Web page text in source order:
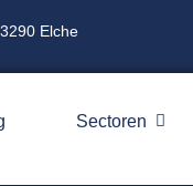
Elche
Sectoren